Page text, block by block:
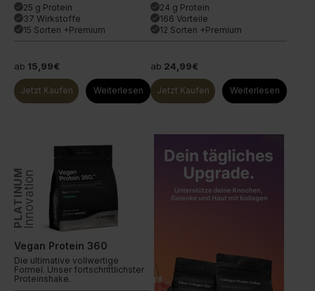
done 25 g Protein
done 37 Wirkstoffe
done 15 Sorten +Premium
ab 15,99€
Jetzt Kaufen Weiterlesen
done 24 g Protein
done 166 Vorteile
done 12 Sorten +Premium
ab 24,99€
Jetzt Kaufen Weiterlesen
PLATINUMInnovation
Vegan Protein 360
Die ultimative vollwertige
Formel. Unser fortschrittlichster
Proteinshake.